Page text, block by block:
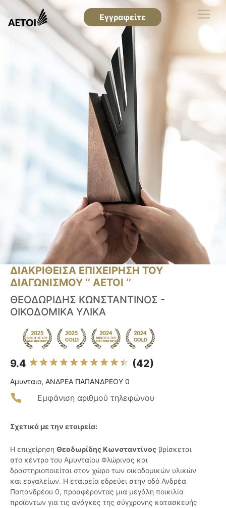
Εγγραφείτε
ΔΙΑΚΡΙΘΕΙΣΑ ΕΠΙΧΕΙΡΗΣΗ ΤΟΥ
ΔΙΑΓΩΝΙΣΜΟΥ ‘’ ΑΕΤΟΙ ‘’
ΘΕΟΔΩΡΙΔΗΣ ΚΩΝΣΤΑΝΤΙΝΟΣ -
ΟΙΚΟΔΟΜΙΚΑ ΥΛΙΚΑ
9.4 (42)
Αμυνταιο, ΑΝΔΡΕΑ ΠΑΠΑΝΔΡΕΟΥ 0
Εμφάνιση αριθμού τηλεφώνου
Σχετικά με την εταιρεία:
Η επιχείρηση Θεοδωρίδης Κωνσταντίνος βρίσκεται
στο κέντρο του Αμυνταίου Φλώρινας και
δραστηριοποιείται στον χώρο των οικοδομικών υλικών
και εργαλείων. Η εταιρεία εδρεύει στην οδό Ανδρέα
Παπανδρέου 0, προσφέροντας μια μεγάλη ποικιλία
προϊόντων για τις ανάγκες της σύγχρονης κατασκευής